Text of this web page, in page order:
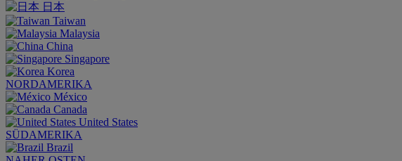
日本
Taiwan
Malaysia
China
Singapore
Korea
NORDAMERIKA
México
Canada
United States
SÜDAMERIKA
Brazil